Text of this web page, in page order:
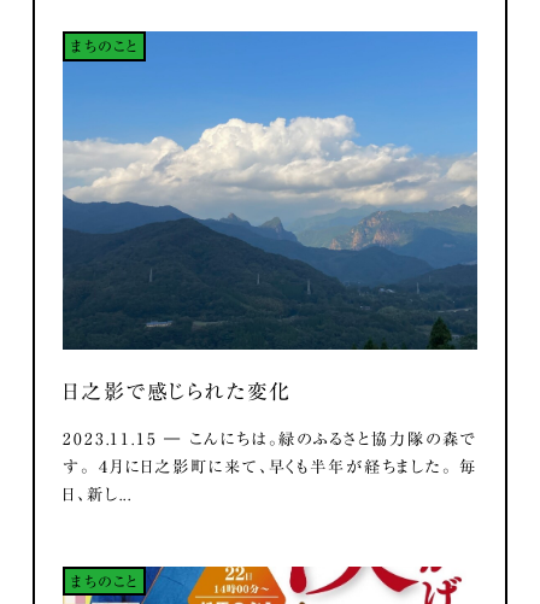
まちのこと
日之影で感じられた変化
2023.11.15 ― こんにちは。緑のふるさと協力隊の森で
す。 ４月に日之影町に来て、早くも半年が経ちました。 毎
日、新し...
まちのこと